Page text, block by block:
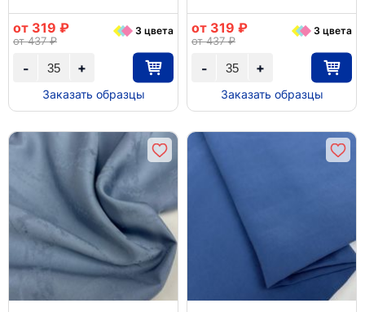
+
-
от 319 ₽
от 437 ₽
3 цвета
Заказать образцы
+
-
от 319 ₽
от 437 ₽
3 цвета
Заказать образцы